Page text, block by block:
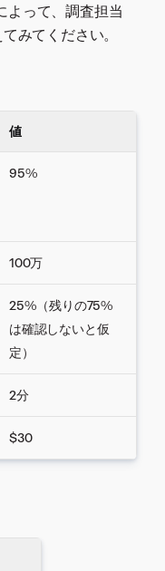
よって、調査担当
みてください。
値
95%
100万
25%（残りの75%
は確認しないと仮
定）
2分
$30